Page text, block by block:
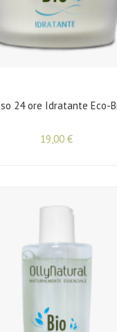
24 ore Idratante Eco-
19,00 €